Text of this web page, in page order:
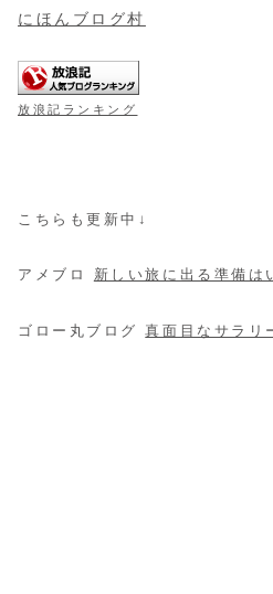
にほんブログ村
放浪記ランキング
こちらも更新中↓
アメブロ 新しい旅に出る準備は
ゴロー丸ブログ真面目なサラリ